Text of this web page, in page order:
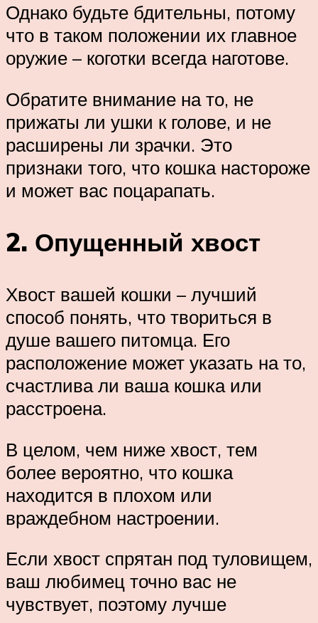
Однако будьте бдительны, потому
что в таком положении их главное
оружие – коготки всегда наготове.
Обратите внимание на то, не
прижаты ли ушки к голове, и не
расширены ли зрачки. Это
признаки того, что кошка настороже
и может вас поцарапать.
2. Опущенный хвост
Хвост вашей кошки – лучший
способ понять, что твориться в
душе вашего питомца. Его
расположение может указать на то,
счастлива ли ваша кошка или
расстроена.
В целом, чем ниже хвост, тем
более вероятно, что кошка
находится в плохом или
враждебном настроении.
Если хвост спрятан под туловищем,
ваш любимец точно вас не
чувствует, поэтому лучше